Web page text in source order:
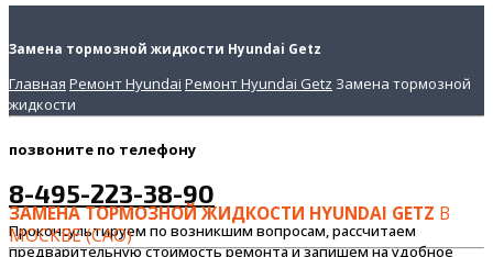
Замена тормозной жидкости Hyundai Getz
Главная Ремонт Hyundai Ремонт Hyundai Getz Замена тормозной
жидкости
позвоните по телефону
8-495-223-38-90
Проконсультируем по возникшим вопросам, рассчитаем
предварительную стоимость ремонта и запишем на удобное
ЗАМЕНА ТОРМОЗНОЙ ЖИДКОСТИ HYUNDAI GETZ В
МОСКВЕ (САО)